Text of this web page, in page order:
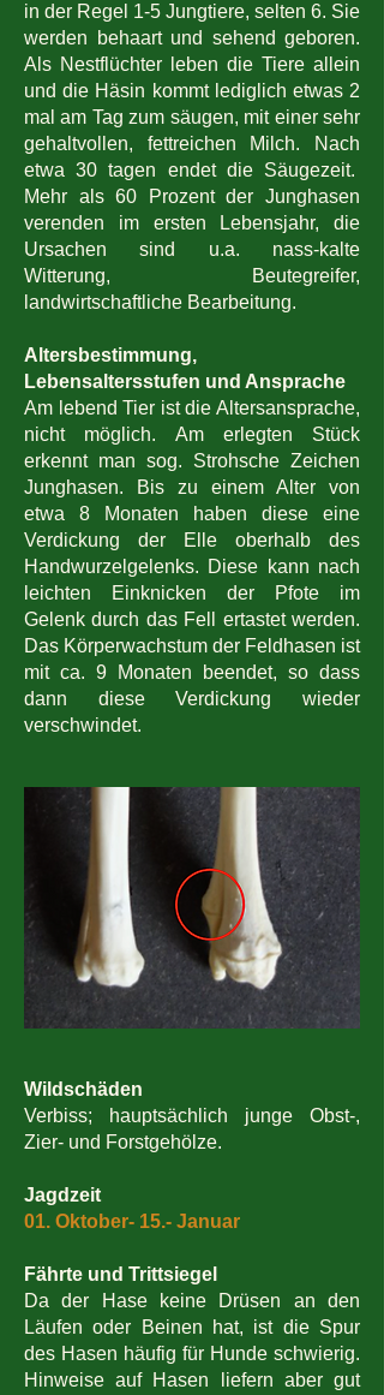
in der Regel 1-5 Jungtiere, selten 6. Sie
werden behaart und sehend geboren.
Als Nestflüchter leben die Tiere allein
und die Häsin kommt lediglich etwas 2
mal am Tag zum säugen, mit einer sehr
gehaltvollen, fettreichen Milch. Nach
etwa 30 tagen endet die Säugezeit.
Mehr als 60 Prozent der Junghasen
verenden im ersten Lebensjahr, die
Ursachen sind u.a. nass-kalte
Witterung, Beutegreifer,
landwirtschaftliche Bearbeitung.
Altersbestimmung,
Lebensaltersstufen und Ansprache
Am lebend Tier ist die Altersansprache,
nicht möglich. Am erlegten Stück
erkennt man sog. Strohsche Zeichen
Junghasen. Bis zu einem Alter von
etwa 8 Monaten haben diese eine
Verdickung der Elle oberhalb des
Handwurzelgelenks. Diese kann nach
leichten Einknicken der Pfote im
Gelenk durch das Fell ertastet werden.
Das Körperwachstum der Feldhasen ist
mit ca. 9 Monaten beendet, so dass
dann diese Verdickung wieder
verschwindet.
Wildschäden
Verbiss; hauptsächlich junge Obst-,
Zier- und Forstgehölze.
Jagdzeit
01. Oktober- 15.- Januar
Fährte und Trittsiegel
Da der Hase keine Drüsen an den
Läufen oder Beinen hat, ist die Spur
des Hasen häufig für Hunde schwierig.
Hinweise auf Hasen liefern aber gut